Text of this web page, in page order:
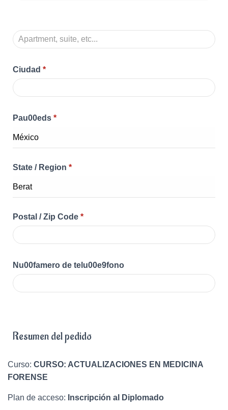
Ciudad *
Pau00eds *
State / Region *
Postal / Zip Code *
Nu00famero de telu00e9fono
Resumen del pedido
Curso: CURSO: ACTUALIZACIONES EN MEDICINA
FORENSE
Plan de acceso: Inscripción al Diplomado